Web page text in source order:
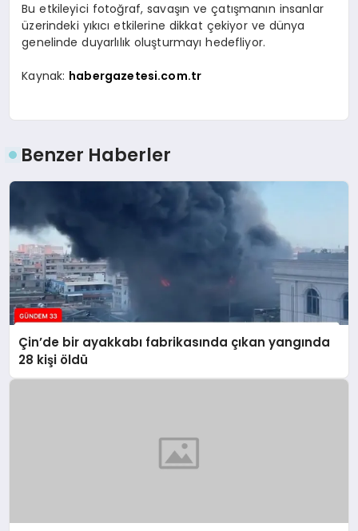
Bu etkileyici fotoğraf, savaşın ve çatışmanın insanlar
üzerindeki yıkıcı etkilerine dikkat çekiyor ve dünya
genelinde duyarlılık oluşturmayı hedefliyor.
Kaynak: habergazetesi.com.tr
Benzer Haberler
Çin’de bir ayakkabı fabrikasında çıkan yangında
28 kişi öldü